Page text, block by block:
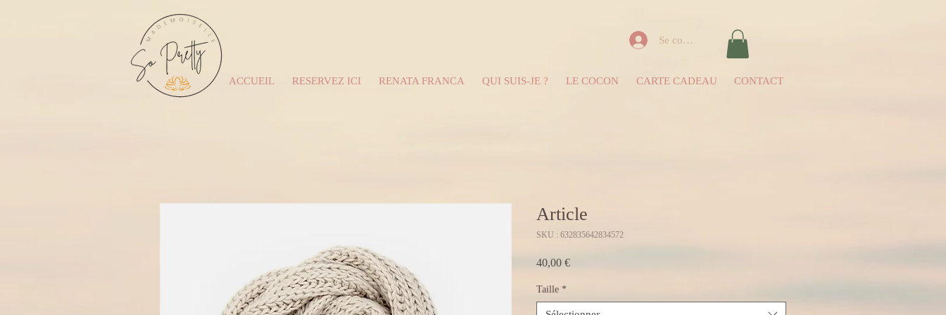
ACCUEIL RESERVEZ ICI RENATA FRANCA QUI SUIS-JE ? LE COCON CARTE CADEAU CONTACT
Se connecter
Article
SKU : 632835642834572
40,00 €Prix
Taille *